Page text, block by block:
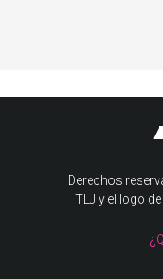
Derechos
TLJ y el logo